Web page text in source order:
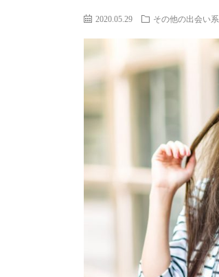
2020.05.29 その他の出会い系